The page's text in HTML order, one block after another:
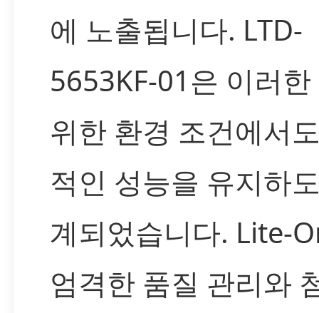
에 노출됩니다. LTD-
5653KF-01은 이러
위한 환경 조건에서
적인 성능을 유지하
계되었습니다. Lite-
엄격한 품질 관리와